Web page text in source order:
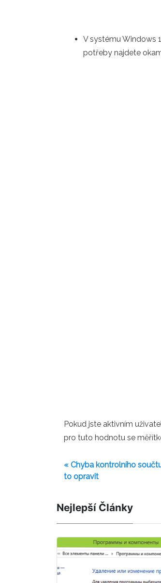
V systému Windows
potřeby najdete
Pokud jste aktivním
pro tuto hodnotu se
« Chyba kontrolního
to opravit
Nejlepší Články